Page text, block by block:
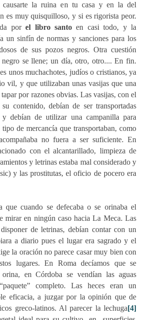
causarte la ruina en tu casa y en la del
es muy quisquilloso, y si es rigorista peor.
porel libro santoen casi todo, y la
un sinfín de normas y sanciones para los
de sus pozos negros. Otra cuestión
se llene; un día, otro, otro.... En fin.
unos muchachotes, judíos o cristianos, ya
vil, y que utilizaban unas vasijas que una
por razones obvias. Las vasijas, con el
contenido, debían de ser transportadas
y debían de utilizar una campanilla para
de mercancía que transportaban, como
no fuera a ser suficiente. En
con el alcantarillado, limpieza de
y letrinas estaba mal considerado y
y las prostitutas, el oficio de pocero era
que cuando se defecaba o se orinaba el
mirar en ningún caso hacia La Meca. Las
de letrinas, debían contar con un
a diario pues el lugar era sagrado y el
la oración no parece casar muy bien con
lugares. En Roma decíamos que se
en Córdoba se vendían las aguas
completo. Las heces eran un
eficacia, a juzgar por la opinión que de
greco-latinos. Al parecer la lechuga[4]